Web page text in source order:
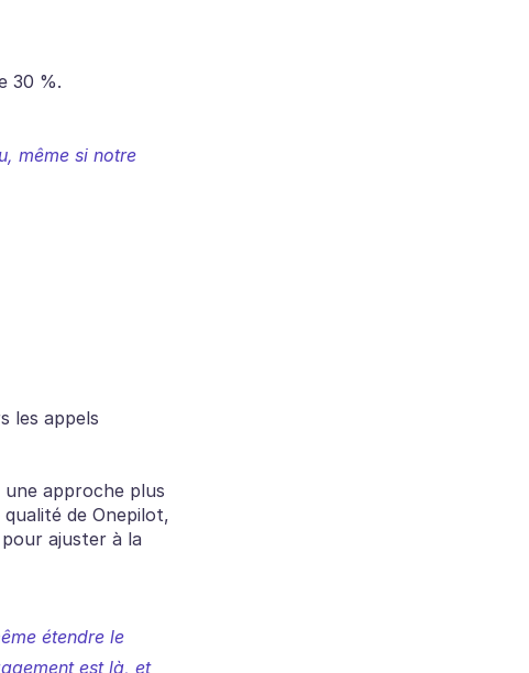
30 %.
même si notre
les appels
approche plus
de Onepilot,
ajuster à la
étendre le
est là, et